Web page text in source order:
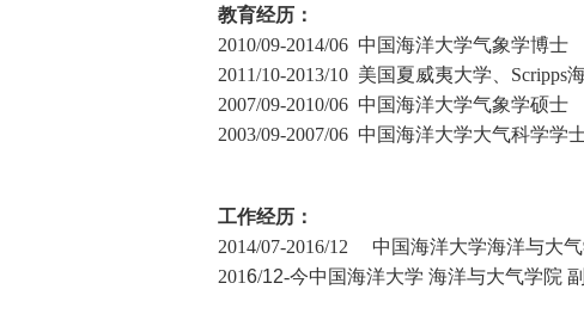
教育经历：
2010/09-2014/06 中国海洋大学气象学博士
2011/10-2013/10 美国夏威夷大学、 Scripps
2007/09-2010/06 中国海洋大学气象学硕士
2003/09-2007/06 中国海洋大学大气科学学
工作经历：
2014/07-2016/12 中国海洋大学海洋与大
2016/12-今中国海洋大学 海洋与大气学院